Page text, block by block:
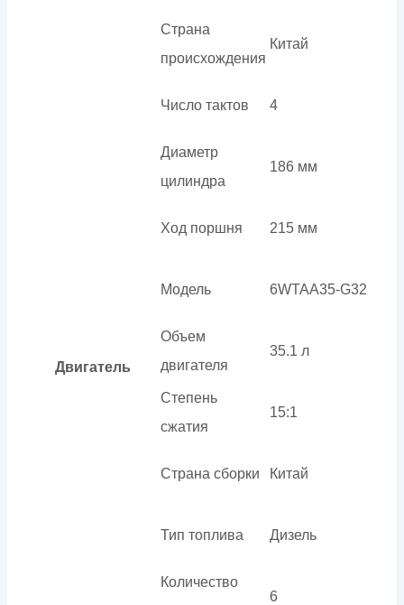
Двигатель
Страна
происхождения
Китай
Число тактов 4
Диаметр
цилиндра
186 мм
Ход поршня 215 мм
Модель 6WTAA35-G32
Объем
двигателя
35.1 л
Степень
сжатия
15:1
Страна сборки Китай
Тип топлива Дизель
Количество
6